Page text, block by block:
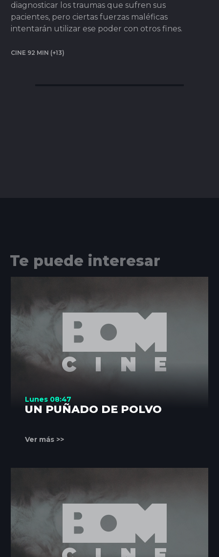
diagnosticar los traumas que sufren sus
pacientes, pero ciertas fuerzas maléficas
intentarán utilizar ese poder con otros fines.
CINE 92 MIN (+13)
Te puede interesar
Lunes 08:47
UN PUÑADO DE POLVO
Ver más >>